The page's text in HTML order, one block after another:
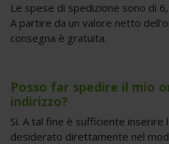
Le spese di spedizione sono di
A partire da un valore netto
consegna è gratuita.
Posso far spedire il mio
indirizzo?
Sì. A tal fine è sufficiente inserire
desiderato direttamente nel